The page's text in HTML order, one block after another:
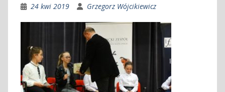
24 kwi 2019 Grzegorz Wójcikiewicz